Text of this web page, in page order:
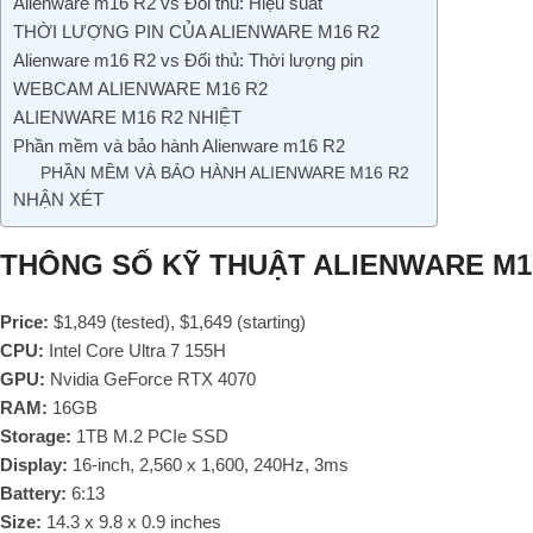
THỜI LƯỢNG PIN CỦA ALIENWARE M16 R2
Alienware m16 R2 vs Đối thủ: Thời lượng pin
WEBCAM ALIENWARE M16 R2
ALIENWARE M16 R2 NHIỆT
Phần mềm và bảo hành Alienware m16 R2
PHẦN MỀM VÀ BẢO HÀNH ALIENWARE M16 R2
NHẬN XÉT
THÔNG SỐ KỸ THUẬT ALIENWARE
Price: $1,849 (tested), $1,649 (starting)
CPU: Intel Core Ultra 7 155H
GPU: Nvidia GeForce RTX 4070
RAM: 16GB
Storage: 1TB M.2 PCIe SSD
Display: 16-inch, 2,560 x 1,600, 240Hz, 3ms
Battery: 6:13
Size: 14.3 x 9.8 x 0.9 inches